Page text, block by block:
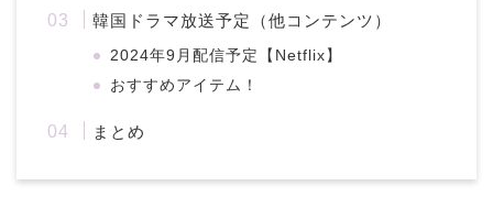
韓国ドラマ放送予定（他コンテンツ）
2024年9月配信予定【Netflix】
おすすめアイテム！
まとめ